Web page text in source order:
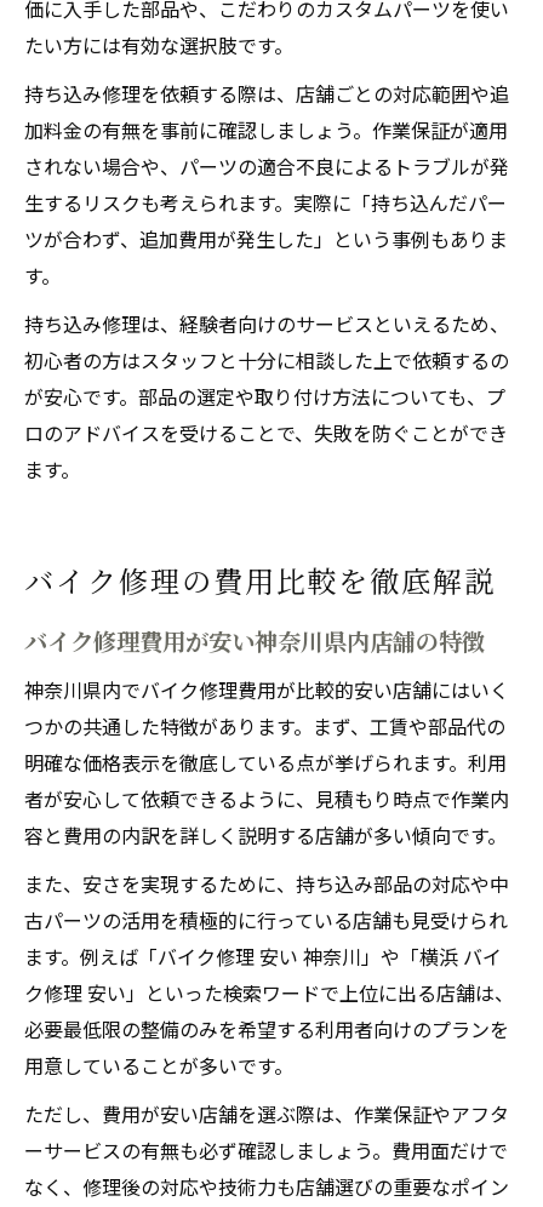
価に入手した部品や、こだわりのカスタムパーツを使い
たい方には有効な選択肢です。
持ち込み修理を依頼する際は、店舗ごとの対応範囲や追
加料金の有無を事前に確認しましょう。作業保証が適用
されない場合や、パーツの適合不良によるトラブルが発
生するリスクも考えられます。実際に「持ち込んだパー
ツが合わず、追加費用が発生した」という事例もありま
す。
持ち込み修理は、経験者向けのサービスといえるため、
初心者の方はスタッフと十分に相談した上で依頼するの
が安心です。部品の選定や取り付け方法についても、プ
ロのアドバイスを受けることで、失敗を防ぐことができ
ます。
バイク修理の費用比較を徹底解説
バイク修理費用が安い神奈川県内店舗の特徴
神奈川県内でバイク修理費用が比較的安い店舗にはいく
つかの共通した特徴があります。まず、工賃や部品代の
明確な価格表示を徹底している点が挙げられます。利用
者が安心して依頼できるように、見積もり時点で作業内
容と費用の内訳を詳しく説明する店舗が多い傾向です。
また、安さを実現するために、持ち込み部品の対応や中
古パーツの活用を積極的に行っている店舗も見受けられ
ます。例えば「バイク修理 安い 神奈川」や「横浜 バイ
ク修理 安い」といった検索ワードで上位に出る店舗は、
必要最低限の整備のみを希望する利用者向けのプランを
用意していることが多いです。
ただし、費用が安い店舗を選ぶ際は、作業保証やアフタ
ーサービスの有無も必ず確認しましょう。費用面だけで
なく、修理後の対応や技術力も店舗選びの重要なポイン